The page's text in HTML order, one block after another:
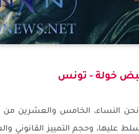
نبض خولة - تونس
نحن النساء، الخامس
عليها، وحجم التمييز القانوني